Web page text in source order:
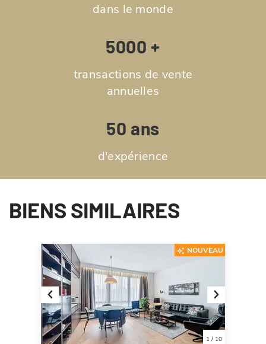
dans le monde
5000 +
transactions de vente
annuelles
50 ans
d'expérience
BIENS SIMILAIRES
Previous Next
1/ 10
NOUVEAU